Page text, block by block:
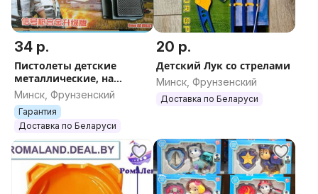
34 р.
Пистолеты детские
металлические, на
пульках
Минск, Фрунзенский
Гарантия
Доставка по Беларуси
20 р.
Детский Лук со стрелами
Минск, Фрунзенский
Доставка по Беларуси